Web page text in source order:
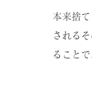
本来捨
される
ること